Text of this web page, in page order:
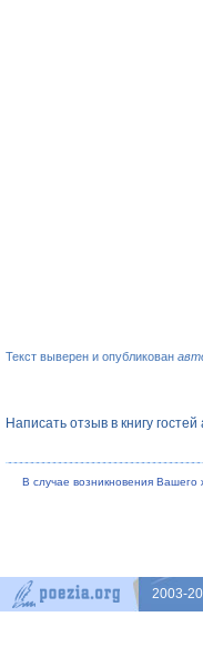
Текст выверен и опубликован
Написать отзыв в книгу гостей
В случае возникновения
2003-